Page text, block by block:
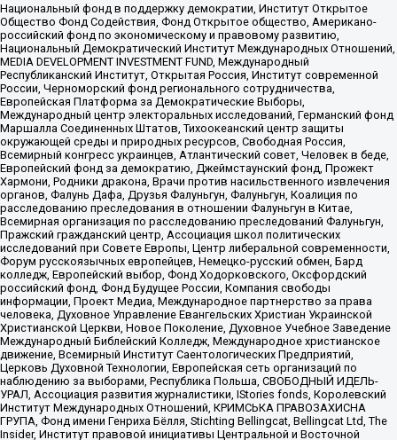
Национальный фонд в поддержку демократии, Институт Открытое
Общество Фонд Содействия, Фонд Открытое общество, Американо-
российский фонд по экономическому и правовому развитию,
Национальный Демократический Институт Международных Отношений,
MEDIA DEVELOPMENT INVESTMENT FUND, Международный
Республиканский Институт, Открытая Россия, Институт современной
России, Черноморский фонд регионального сотрудничества,
Европейская Платформа за Демократические Выборы,
Международный центр электоральных исследований, Германский фонд
Маршалла Соединенных Штатов, Тихоокеанский центр защиты
окружающей среды и природных ресурсов, Свободная Россия,
Всемирный конгресс украинцев, Атлантический совет, Человек в беде,
Европейский фонд за демократию, Джеймстаунский фонд, Прожект
Хармони, Родники дракона, Врачи против насильственного извлечения
органов, Фалунь Дафа, Друзья Фалуньгун, Фалуньгун, Коалиция по
расследованию преследования в отношении Фалуньгун в Китае,
Всемирная организация по расследованию преследований Фалуньгун,
Пражский гражданский центр, Ассоциация школ политических
исследований при Совете Европы, Центр либеральной современности,
Форум русскоязычных европейцев, Немецко-русский обмен, Бард
колледж, Европейский выбор, Фонд Ходорковского, Оксфордский
российский фонд, Фонд Будущее России, Компания свободы
информации, Проект Медиа, Международное партнерство за права
человека, Духовное Управление Евангельских Христиан Украинской
Христианской Церкви, Новое Поколение, Духовное Учебное Заведение
Международный Библейский Колледж, Международное христианское
движение, Всемирный Институт Саентологических Предприятий,
Церковь Духовной Технологии, Европейская сеть организаций по
наблюдению за выборами, Республика Польша, СВОБОДНЫЙ ИДЕЛЬ-
УРАЛ, Ассоциация развития журналистики, IStories fonds, Королевский
Институт Международных Отношений, КРИМСЬКА ПРАВОЗАХИСНА
ГРУПА, Фонд имени Генриха Бёлля, Stichting Bellingcat, Bellingcat Ltd, The
Insider, Институт правовой инициативы Центральной и Восточной